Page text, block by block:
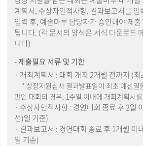
계획서, 수상자인적사항, 결과보고서를
입력 후, 예술마루 담당자가 승인해야 제
됩니다. (각 문서의 양식은 서식 다운로드
니다)
- 제출필요 서류 및 기한
· 개최계획서 : 대회 개최 2개월 전까지 (
* 상장지원심사 결과발표일이 최초 예선일
만인 대회의 경우, 1주일 이내에 개최계획서
· 수상자인적사항 : 경연대회 종료 후 2일
선)일 기준)
· 결과보고서 : 경연대회 종료 후 1개월 이
일 기준)